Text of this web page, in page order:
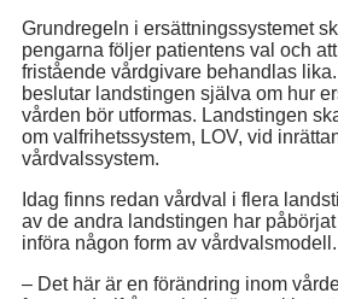
Grundregeln i ersättningssystemet
pengarna följer patientens val och
fristående vårdgivare behandlas
beslutar landstingen själva om hur
vården bör utformas. Landstingen
om valfrihetssystem, LOV, vid
vårdvalssystem.
Idag finns redan vårdval i flera
av de andra landstingen har
införa någon form av vårdvalsmodell.
– Det här är en förändring inom